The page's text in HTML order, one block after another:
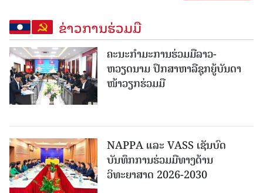
ຂ່າວການຮ່ວມມື
ຄະນະກໍາມະການຮ່ວມມືລາວ-
ຫວຽດນາມ ປຶກສາຫາລືຊຸກຍູ້ບັນດາ
ໜ້າວຽກຮ່ວມມື
NAPPA ແລະ VASS ເຊັນບົດ
ບັນທຶກການຮ່ວມມືທາງດ້ານ
ວິທະຍາສາດ 2026-2030